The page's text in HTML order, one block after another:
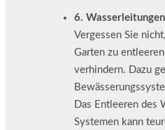
6.
Vergessen Sie
Garten zu
verhindern. Dazu
Das Entleeren des
Systemen kann